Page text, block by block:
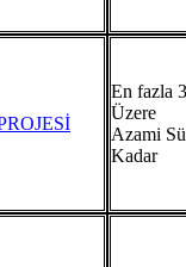
En fazla
Azami
Kadar